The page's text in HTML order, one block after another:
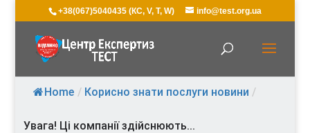
+38(067)5040435 (КС, V, T, W) info@test.org.ua
Home / Корисно знати послуги новини /
Увага! Ці компанії здійснюють...